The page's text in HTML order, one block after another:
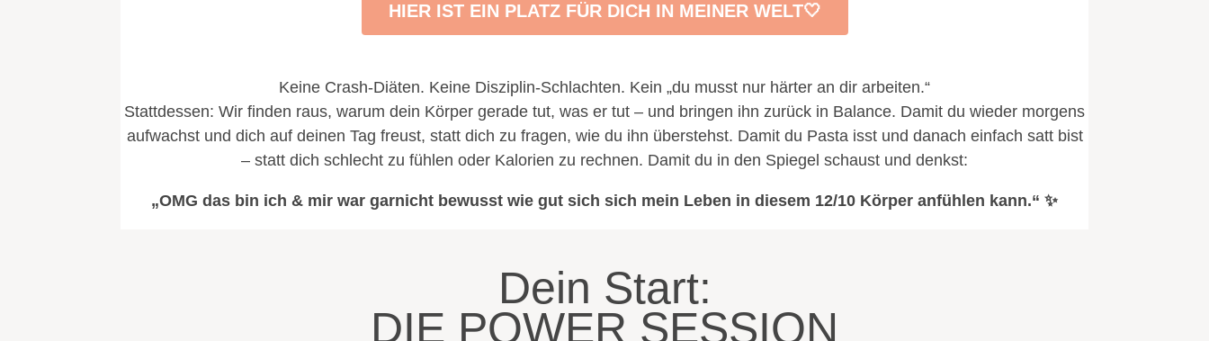
HIER IST EIN PLATZ FÜR DICH IN MEINER WELT🤍
Keine Crash-Diäten. Keine Disziplin-Schlachten. Kein „du musst nur härter an dir arbeiten.“
Stattdessen: Wir finden raus, warum dein Körper gerade tut, was er tut – und bringen ihn zurück in Balance. Damit du wieder morgens
aufwachst und dich auf deinen Tag freust, statt dich zu fragen, wie du ihn überstehst. Damit du Pasta isst und danach einfach satt bist
– statt dich schlecht zu fühlen oder Kalorien zu rechnen. Damit du in den Spiegel schaust und denkst:
„OMG das bin ich & mir war garnicht bewusst wie gut sich sich mein Leben in diesem 12/10 Körper anfühlen kann.“ ✨
Dein Start:
DIE POWER SESSION